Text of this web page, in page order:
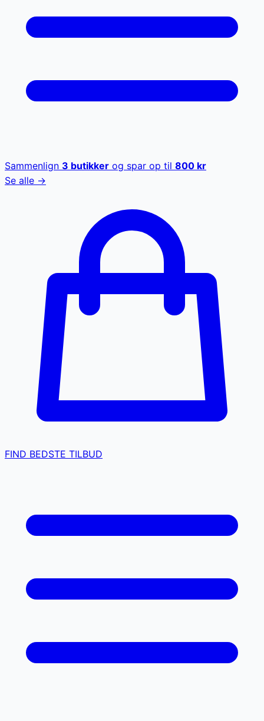
Sammenlign 3 butikker og spar op til 800 kr
Se alle →
FIND BEDSTE TILBUD